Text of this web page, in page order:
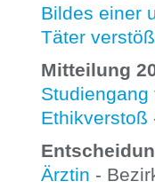
Bildes einer
Täter
Mitteilung
Ethikverstoß
Ärztin -